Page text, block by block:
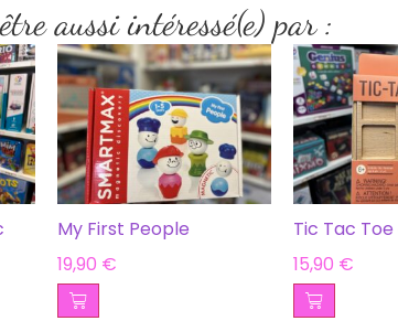
aussi intéressé(e) par :
My First People
19,90 €
Tic Tac Toe
15,90 €